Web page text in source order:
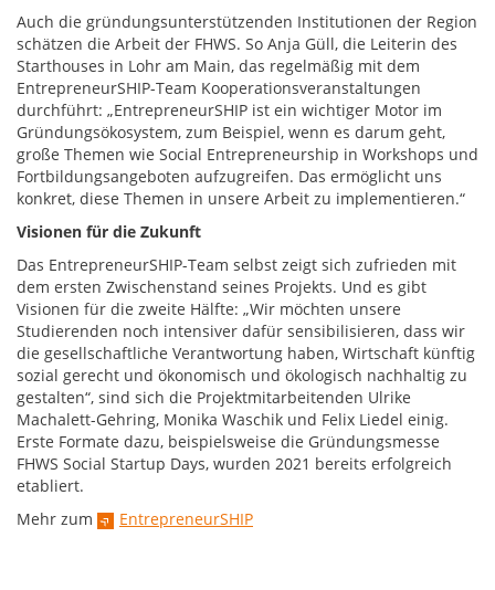
Auch die gründungsunterstützenden Institutionen der Region
schätzen die Arbeit der FHWS. So Anja Güll, die Leiterin des
Starthouses in Lohr am Main, das regelmäßig mit dem
EntrepreneurSHIP-Team Kooperationsveranstaltungen
durchführt: „EntrepreneurSHIP ist ein wichtiger Motor im
Gründungsökosystem, zum Beispiel, wenn es darum geht,
große Themen wie Social Entrepreneurship in Workshops und
Fortbildungsangeboten aufzugreifen. Das ermöglicht uns
konkret, diese Themen in unsere Arbeit zu implementieren.“
Visionen für die Zukunft
Das EntrepreneurSHIP-Team selbst zeigt sich zufrieden mit
dem ersten Zwischenstand seines Projekts. Und es gibt
Visionen für die zweite Hälfte: „Wir möchten unsere
Studierenden noch intensiver dafür sensibilisieren, dass wir
die gesellschaftliche Verantwortung haben, Wirtschaft künftig
sozial gerecht und ökonomisch und ökologisch nachhaltig zu
gestalten“, sind sich die Projektmitarbeitenden Ulrike
Machalett-Gehring, Monika Waschik und Felix Liedel einig.
Erste Formate dazu, beispielsweise die Gründungsmesse
FHWS Social Startup Days, wurden 2021 bereits erfolgreich
etabliert.
Mehr zum
EntrepreneurSHIP